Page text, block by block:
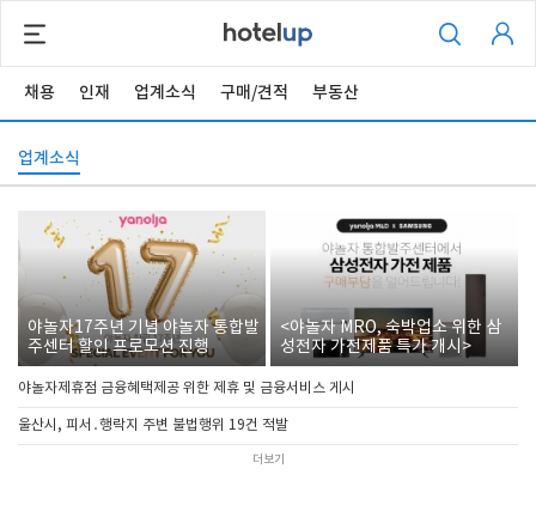
채용 인재 업계소식 구매/견적 부동산
업계소식
야놀자17주년 기념 야놀자 통합발
주센터 할인 프로모션 진행
<야놀자 MRO, 숙박업소 위한 삼
성전자 가전제품 특가 개시>
야놀자제휴점 금융혜택제공 위한 제휴 및 금융서비스 게시
울산시, 피서․행락지 주변 불법행위 19건 적발
더보기